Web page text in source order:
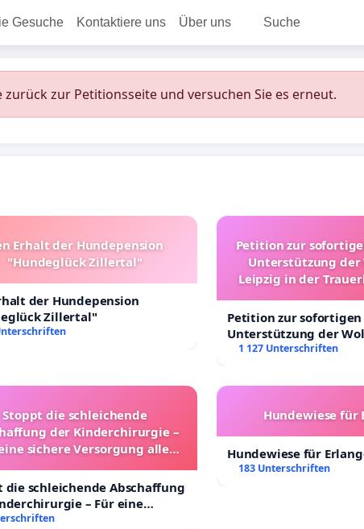
Gesuche Kontaktiere uns Über uns Suche
zur Petitionsseite und versuchen Sie es erneut.
Erhalt der Hundepension
"Hundeglück Zillertal"
der Hundepension
Zillertal"
Petition zur
Unterstützung der
Leipzig in der
Petition zur
Unterstützung der
Leipzig in der
1 127 Unterschriften
Stoppt die schleichende
der Kinderchirurgie –
sichere Versorgung aller
die schleichende Abschaffung
– Für eine
Versorgung aller Kinder in
Hundewiese für
Hundewiese für
183 Unterschriften